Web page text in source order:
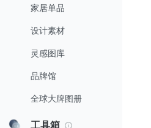
家居单品
设计素材
灵感图库
品牌馆
全球大牌图册
工具箱